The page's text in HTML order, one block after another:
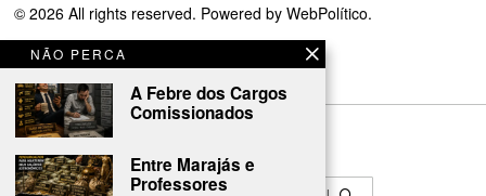
©2026 All rights reserved. Powered byWebPolítico.
NÃO PERCA
A Febre dos Cargos
Comissionados
Entre Marajás e
Professores